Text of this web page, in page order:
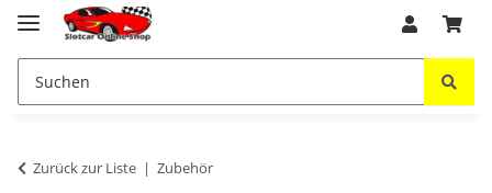
Zurück zur Liste Zubehör